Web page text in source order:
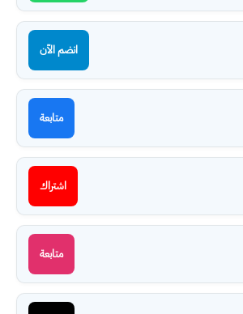
انضم الآن
متابعة
اشتراك
متابعة